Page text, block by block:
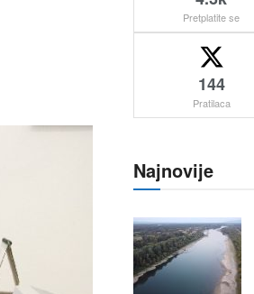
Pretplatite se
144
Pratilaca
Najnovije